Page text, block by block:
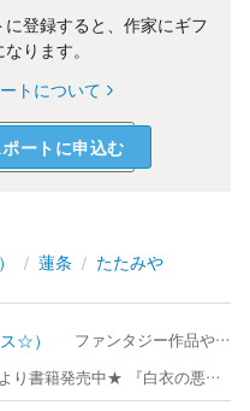
登録すると、作家にギフ
ります。
トについて
ートに申込む
蓮条 たたみや
☆） ファンタジー作品や、恋愛作品LOVEです♪でも、エッセイやミステリーも心霊も大好き♪ なのでそれを書きます。 「一万五千年後の福岡は案外平和」に込めて 若干、異世界転生は苦手...すみませんorz 転移はOKなんですが(⁠｡⁠ﾉ⁠ω⁠＼⁠｡⁠) その為、超未来である、一万五千年を、異世界にしちゃう、サイコパスッス☆ AIイラストもしております。リクエスト受付ます。イラストは近日中メモなどご参照頂けますと見れます。 いずれも、拙い作品だとは思いますが何卒宜しくお願いします。
★ベリーズ文庫様より書籍発売中★ 『白衣の悪魔に狙われ、狂愛から逃げられない～』原作『白衣を着た悪魔の執愛は～』 ★マカロン文庫様より電子書籍発売中★ 『形だけの結婚のはずが、生真面目エリートな宇宙飛行士に重力圏外の愛を注がれています』 【マカロン文庫新人コンテスト】特別賞 【ベリカ短編コンテスト 職業ヒーロー】優秀賞 【野いちご マンスリーチャレンジ賞】 コミック感覚でサクサクと読める恋愛作品を心掛けてます 本拠地は『ベリーズカフェ』 趣味でクイリングをしているので、たまにファンクラフトを勝手に送りつけることがあります(笑) ご依頼には、かなりお時間をいただいておりますので、ご了承くださいませ copyright（C）蓮条